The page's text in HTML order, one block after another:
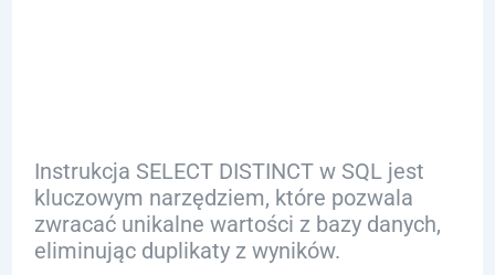
Instrukcja SELECT DISTINCT w SQL jest
kluczowym narzędziem, które pozwala
zwracać unikalne wartości z bazy danych,
eliminując duplikaty z wyników.